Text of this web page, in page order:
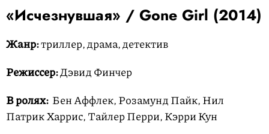
«Исчезнувшая» / Gone Girl (2014)
Жанр:триллер, драма, детектив
Режиссер:Дэвид Финчер
В ролях: Бен Аффлек, Розамунд Пайк, Нил
Патрик Харрис, Тайлер Перри, Кэрри Кун